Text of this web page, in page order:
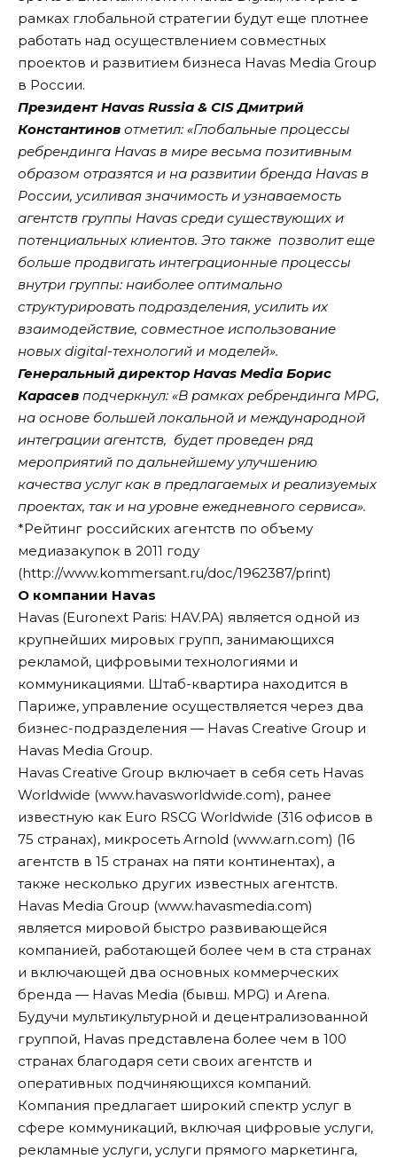
рамках глобальной стратегии будут еще плотнее
работать над осуществлением совместных
проектов и развитием бизнеса Havas Media Group
в России.
Президент Havas Russia & CIS Дмитрий
Константинов отметил: «Глобальные процессы
ребрендинга Havas в мире весьма позитивным
образом отразятся и на развитии бренда Havas в
России, усиливая значимость и узнаваемость
агентств группы Havas среди существующих и
потенциальных клиентов. Это также позволит еще
больше продвигать интеграционные процессы
внутри группы: наиболее оптимально
структурировать подразделения, усилить их
взаимодействие, совместное использование
новых digital-технологий и моделей».
Генеральный директор Havas Media Борис
Карасев подчеркнул: «В рамках ребрендинга MPG,
на основе большей локальной и международной
интеграции агентств, будет проведен ряд
мероприятий по дальнейшему улучшению
качества услуг как в предлагаемых и реализуемых
проектах, так и на уровне ежедневного сервиса».
*Рейтинг российских агентств по объему
медиазакупок в 2011 году
(http://www.kommersant.ru/doc/1962387/print)
О компании Havas
Havas (Euronext Paris: HAV.PA) является одной из
крупнейших мировых групп, занимающихся
рекламой, цифровыми технологиями и
коммуникациями. Штаб-квартира находится в
Париже, управление осуществляется через два
бизнес-подразделения — Havas Creative Group и
Havas Media Group.
Havas Creative Group включает в себя сеть Havas
Worldwide (www.havasworldwide.com), ранее
известную как Euro RSCG Worldwide (316 офисов в
75 странах), микросеть Arnold (www.arn.com) (16
агентств в 15 странах на пяти континентах), а
также несколько других известных агентств.
Havas Media Group (www.havasmedia.com)
является мировой быстро развивающейся
компанией, работающей более чем в ста странах
и включающей два основных коммерческих
бренда — Havas Media (бывш. MPG) и Arena.
Будучи мультикультурной и децентрализованной
группой, Havas представлена более чем в 100
странах благодаря сети своих агентств и
оперативных подчиняющихся компаний.
Компания предлагает широкий спектр услуг в
сфере коммуникаций, включая цифровые услуги,
рекламные услуги, услуги прямого маркетинга,